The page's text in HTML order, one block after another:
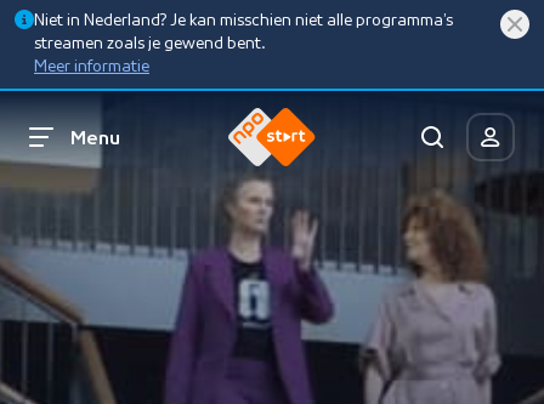
Niet in Nederland? Je kan misschien niet alle programma’s
streamen zoals je gewend bent.
Meer informatie
Menu